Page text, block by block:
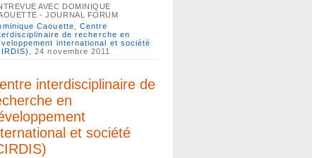
AVEC DOMINIQUE
- JOURNAL FORUM
Caouette,Centre
de recherche en
international et société
, 24 novembre 2011
interdisciplinaire de
en
et société